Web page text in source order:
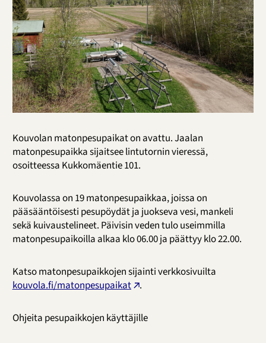
Kouvolan matonpesupaikat on avattu. Jaalan
matonpesupaikka sijaitsee lintutornin vieressä,
osoitteessa Kukkomäentie 101.
Kouvolassa on 19 matonpesupaikkaa, joissa on
pääsääntöisesti pesupöydät ja juokseva vesi, mankeli
sekä kuivaustelineet. Päivisin veden tulo useimmilla
matonpesupaikoilla alkaa klo 06.00 ja päättyy klo 22.00.
Katso matonpesupaikkojen sijainti verkkosivuilta
kouvola.fi/matonpesupaikat
.
Ohjeita pesupaikkojen käyttäjille